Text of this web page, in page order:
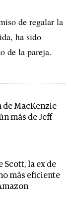
de regalar la
ha sido
de la pareja.
de MacKenzie
más de Jeff
Scott, la ex de
más eficiente